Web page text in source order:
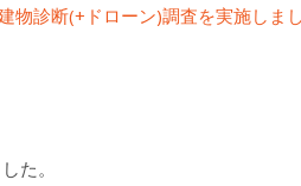
物診断(+ドローン)調査を実施しま
た。